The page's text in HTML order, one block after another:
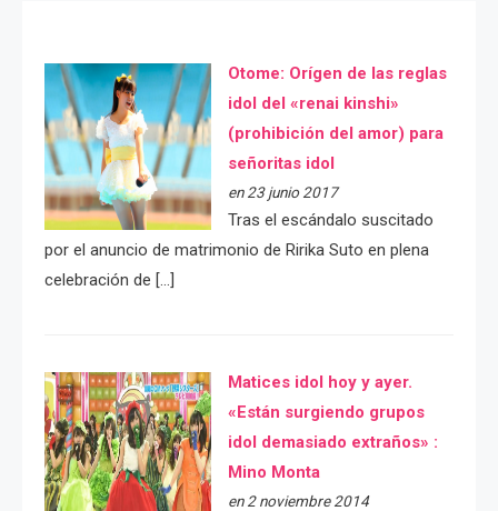
Otome: Orígen de las reglas
idol del «renai kinshi»
(prohibición del amor) para
señoritas idol
en 23 junio 2017
Tras el escándalo suscitado
por el anuncio de matrimonio de Ririka Suto en plena
celebración de […]
Matices idol hoy y ayer.
«Están surgiendo grupos
idol demasiado extraños» :
Mino Monta
en 2 noviembre 2014